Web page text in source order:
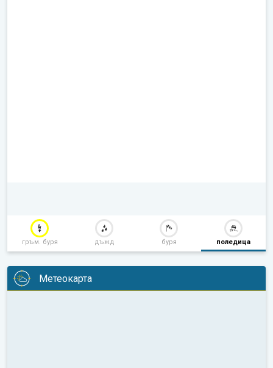
гръм. буря дъжд буря поледица
Метеокарта